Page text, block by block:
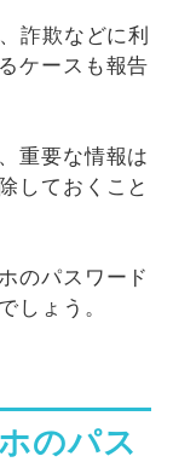
、詐欺などに利
ケースも報告
重要な情報は
しておくこと
のパスワード
しょう。
のパス